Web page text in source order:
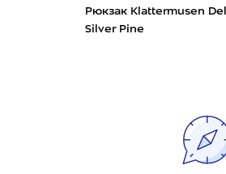
Рюкзак Klattermusen
Silver Pine